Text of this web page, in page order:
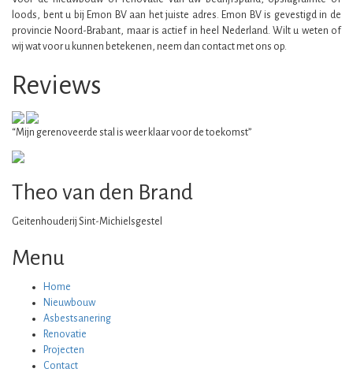
loods, bent u bij Emon BV aan het juiste adres. Emon BV is gevestigd in de
provincie Noord-Brabant, maar is actief in heel Nederland. Wilt u weten of
wij wat voor u kunnen betekenen, neem dan contact met ons op.
Reviews
“Mijn gerenoveerde stal is weer klaar voor de toekomst”
Theo van den Brand
Geitenhouderij Sint-Michielsgestel
Menu
Home
Nieuwbouw
Asbestsanering
Renovatie
Projecten
Contact